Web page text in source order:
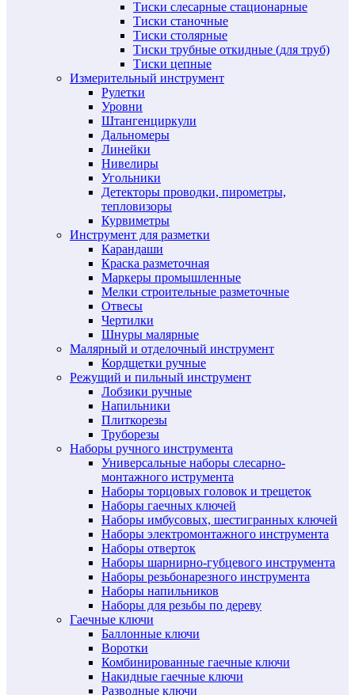
Тиски слесарные стационарные
Тиски станочные
Тиски столярные
Тиски трубные откидные (для труб)
Тиски цепные
Измерительный инструмент
Рулетки
Уровни
Штангенциркули
Дальномеры
Линейки
Нивелиры
Угольники
Детекторы проводки, пирометры,
тепловизоры
Курвиметры
Инструмент для разметки
Карандаши
Краска разметочная
Маркеры промышленные
Мелки строительные разметочные
Отвесы
Чертилки
Шнуры малярные
Малярный и отделочный инструмент
Кордщетки ручные
Режущий и пильный инструмент
Лобзики ручные
Напильники
Плиткорезы
Труборезы
Наборы ручного инструмента
Универсальные наборы слесарно-
монтажного иструмента
Наборы торцовых головок и трещеток
Наборы гаечных ключей
Наборы имбусовых, шестигранных ключей
Наборы электромонтажного инструмента
Наборы отверток
Наборы шарнирно-губцевого инструмента
Наборы резьбонарезного инструмента
Наборы напильников
Наборы для резьбы по дереву
Гаечные ключи
Баллонные ключи
Воротки
Комбинированные гаечные ключи
Накидные гаечные ключи
Разводные ключи